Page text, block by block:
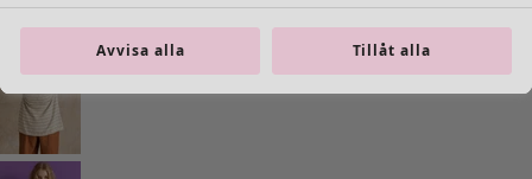
Inredning
Avvisa alla Tillåt alla